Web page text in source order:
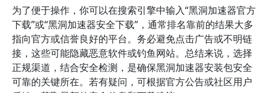
为了便于操作，你可以在搜索引擎中输入“黑洞加速器官方
下载”或“黑洞加速器安全下载”，通常排名靠前的结果大多
指向官方或信誉良好的平台。务必避免点击广告或不明链
接，这些可能隐藏恶意软件或钓鱼网站。总结来说，选择
正规渠道，结合安全检测，是确保黑洞加速器安装包安全
可靠的关键所在。若有疑问，可根据官方公告或社区用户